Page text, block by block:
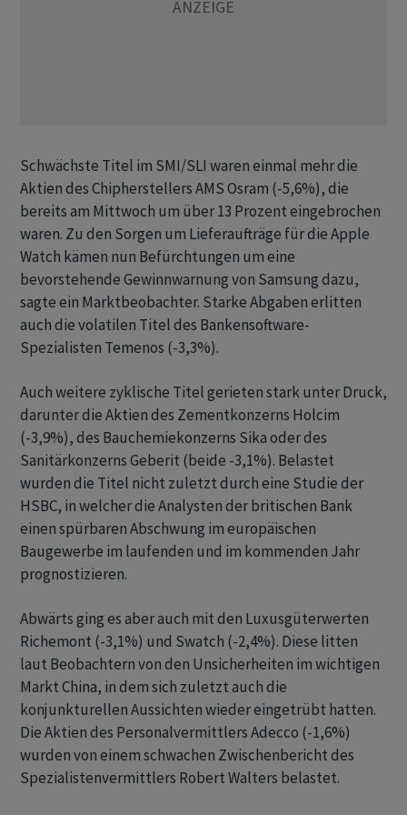
Schwächste Titel im SMI/SLI waren einmal mehr die
Aktien des Chipherstellers AMS Osram (-5,6%), die
bereits am Mittwoch um über 13 Prozent eingebrochen
waren. Zu den Sorgen um Lieferaufträge für die Apple
Watch kämen nun Befürchtungen um eine
bevorstehende Gewinnwarnung von Samsung dazu,
sagte ein Marktbeobachter. Starke Abgaben erlitten
auch die volatilen Titel des Bankensoftware-
Spezialisten Temenos (-3,3%).
Auch weitere zyklische Titel gerieten stark unter Druck,
darunter die Aktien des Zementkonzerns Holcim
(-3,9%), des Bauchemiekonzerns Sika oder des
Sanitärkonzerns Geberit (beide -3,1%). Belastet
wurden die Titel nicht zuletzt durch eine Studie der
HSBC, in welcher die Analysten der britischen Bank
einen spürbaren Abschwung im europäischen
Baugewerbe im laufenden und im kommenden Jahr
prognostizieren.
Abwärts ging es aber auch mit den Luxusgüterwerten
Richemont (-3,1%) und Swatch (-2,4%). Diese litten
laut Beobachtern von den Unsicherheiten im wichtigen
Markt China, in dem sich zuletzt auch die
konjunkturellen Aussichten wieder eingetrübt hatten.
Die Aktien des Personalvermittlers Adecco (-1,6%)
wurden von einem schwachen Zwischenbericht des
Spezialistenvermittlers Robert Walters belastet.